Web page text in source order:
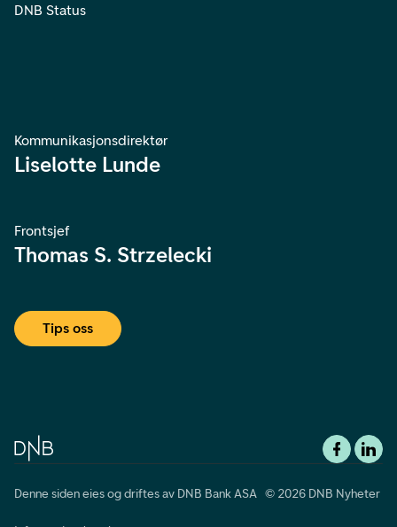
DNB Status
Kommunikasjonsdirektør
Liselotte Lunde
Frontsjef
Thomas S. Strzelecki
Tips oss
Denne siden eies og driftes av DNB Bank ASA © 2026 DNB Nyheter